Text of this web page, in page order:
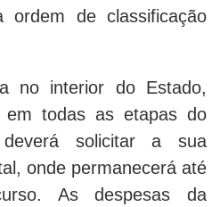
ordem de classificação
no interior do Estado,
em todas as etapas do
deverá solicitar a sua
onde permanecerá até
As despesas da